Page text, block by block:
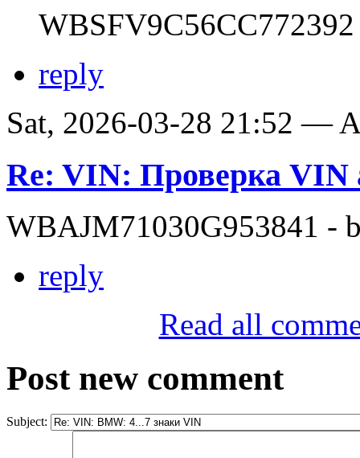
WBSFV9C56CC772392
reply
Sat, 2026-03-28 21:52 —
Re: VIN: Проверка VIN
WBAJM71030G953841 -
reply
Read all
Post new comment
Subject: